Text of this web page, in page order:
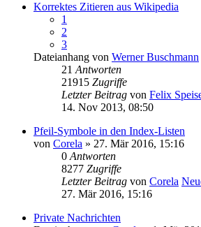
Korrektes Zitieren aus Wikipedia
1
2
3
Dateianhang von Werner Buschmann
21 Antworten
21915 Zugriffe
Letzter Beitrag von Felix
14. Nov 2013, 08:50
Pfeil-Symbole in den Index-Listen
von Corela » 27. Mär 2016, 15:16
0 Antworten
8277 Zugriffe
Letzter Beitrag von Corela
27. Mär 2016, 15:16
Private Nachrichten